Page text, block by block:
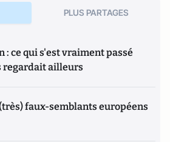
PLUS PARTAGES
: ce qui s'est vraiment passé
regardait ailleurs
faux-semblants européens